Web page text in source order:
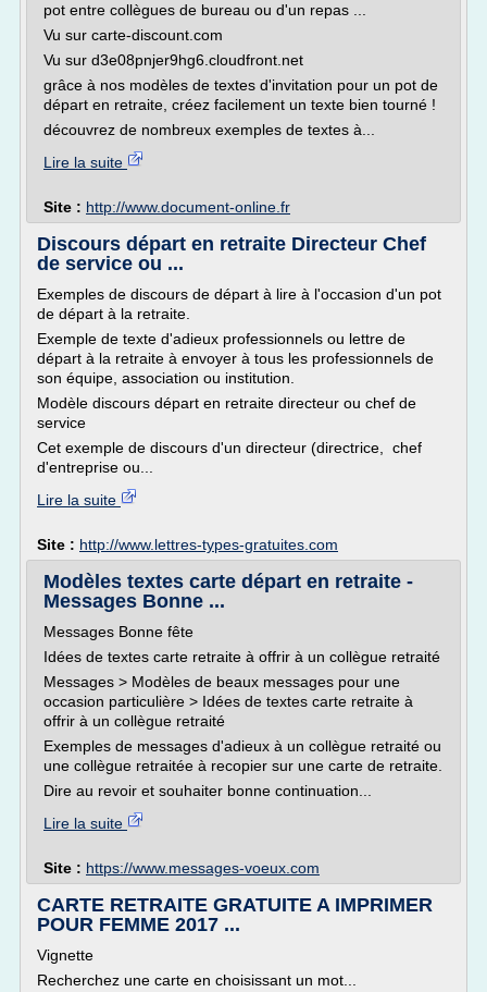
pot entre collègues de bureau ou d'un repas ...
Vu sur carte-discount.com
Vu sur d3e08pnjer9hg6.cloudfront.net
grâce à nos modèles de textes d'invitation pour un pot de
départ en retraite, créez facilement un texte bien tourné !
découvrez de nombreux exemples de textes à...
Lire la suite
Site : http://www.document-online.fr
Discours départ en retraite Directeur Chef
de service ou ...
Exemples de discours de départ à lire à l'occasion d'un pot
de départ à la retraite.
Exemple de texte d'adieux professionnels ou lettre de
départ à la retraite à envoyer à tous les professionnels de
son équipe, association ou institution.
Modèle discours départ en retraite directeur ou chef de
service
Cet exemple de discours d'un directeur (directrice, chef
d'entreprise ou...
Lire la suite
Site : http://www.lettres-types-gratuites.com
Modèles textes carte départ en retraite -
Messages Bonne ...
Messages Bonne fête
Idées de textes carte retraite à offrir à un collègue retraité
Messages > Modèles de beaux messages pour une
occasion particulière > Idées de textes carte retraite à
offrir à un collègue retraité
Exemples de messages d'adieux à un collègue retraité ou
une collègue retraitée à recopier sur une carte de retraite.
Dire au revoir et souhaiter bonne continuation...
Lire la suite
Site : https://www.messages-voeux.com
CARTE RETRAITE GRATUITE A IMPRIMER
POUR FEMME 2017 ...
Vignette
Recherchez une carte en choisissant un mot...